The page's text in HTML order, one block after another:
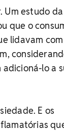
Um estudo da
que o
lidavam com
lo a
E os